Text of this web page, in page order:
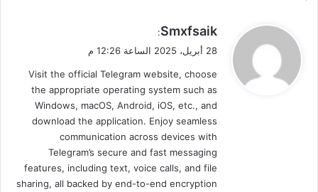
ي
ل
Smxfsaik
:
28 أبريل، 2025 الساعة 12:26 م
Visit the official Telegram website, choose
the appropriate operating system such as
Windows, macOS, Android, iOS, etc., and
download the application. Enjoy seamless
communication across devices with
Telegram’s secure and fast messaging
features, including text, voice calls, and file
sharing, all backed by end-to-end encryption